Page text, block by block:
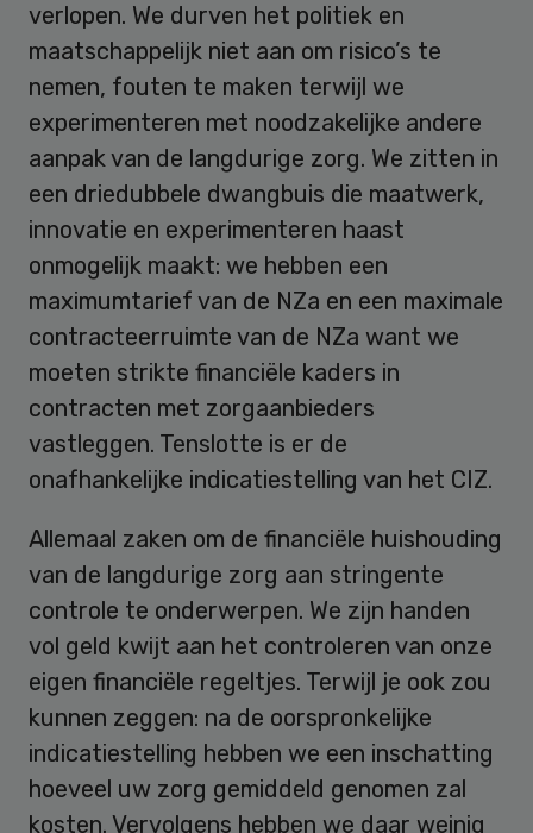
verlopen. We durven het politiek en
maatschappelijk niet aan om risico’s te
nemen, fouten te maken terwijl we
experimenteren met noodzakelijke andere
aanpak van de langdurige zorg. We zitten in
een driedubbele dwangbuis die maatwerk,
innovatie en experimenteren haast
onmogelijk maakt: we hebben een
maximumtarief van de NZa en een maximale
contracteerruimte van de NZa want we
moeten strikte financiële kaders in
contracten met zorgaanbieders
vastleggen. Tenslotte is er de
onafhankelijke indicatiestelling van het CIZ.
Allemaal zaken om de financiële huishouding
van de langdurige zorg aan stringente
controle te onderwerpen. We zijn handen
vol geld kwijt aan het controleren van onze
eigen financiële regeltjes. Terwijl je ook zou
kunnen zeggen: na de oorspronkelijke
indicatiestelling hebben we een inschatting
hoeveel uw zorg gemiddeld genomen zal
kosten. Vervolgens hebben we daar weinig